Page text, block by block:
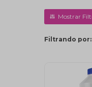
Filtrando por: